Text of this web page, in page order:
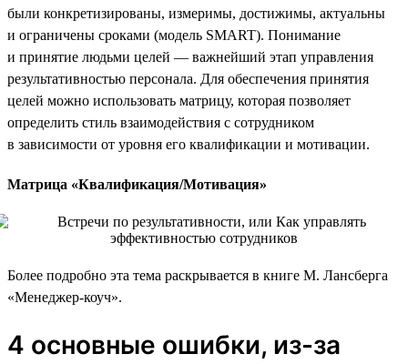
были конкретизированы, измеримы, достижимы, актуальны
и ограничены сроками (модель SMART). Понимание
и принятие людьми целей — важнейший этап управления
результативностью персонала. Для обеспечения принятия
целей можно использовать матрицу, которая позволяет
определить стиль взаимодействия с сотрудником
в зависимости от уровня его квалификации и мотивации.
Матрица «Квалификация/Мотивация»
Более подробно эта тема раскрывается в книге М. Лансберга
«Менеджер-коуч».
4 основные ошибки, из-за